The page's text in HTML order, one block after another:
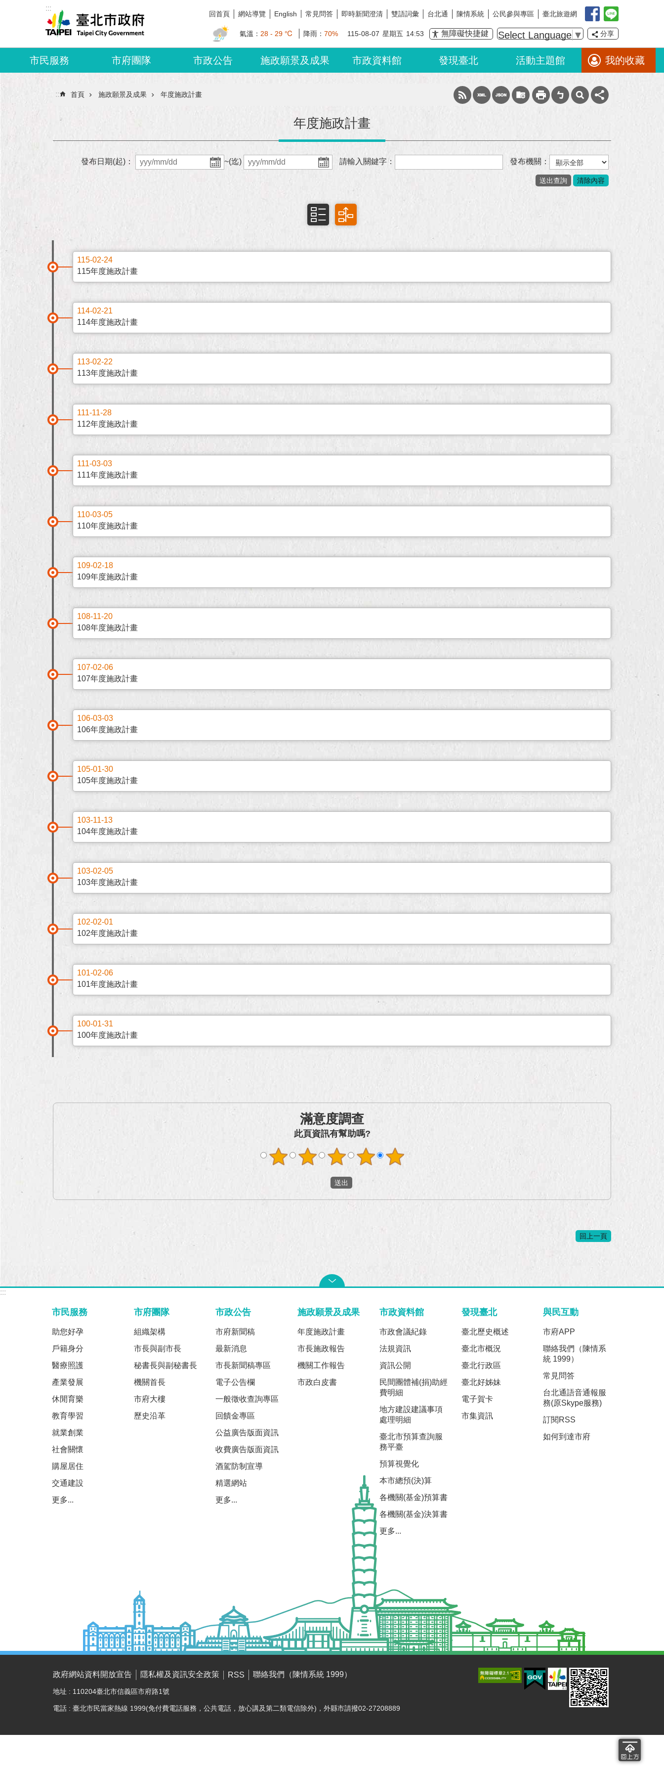
跳到主要內容區塊
:::
回首頁 網站導覽 English 常見問答 即時新聞澄清 雙語詞彙 台北通 陳情系統 公民參與專區 臺北旅遊網
氣溫： 28 - 29 ℃ 降雨： 70% 115-08-07 星期五 14:53 無障礙快捷鍵 Select Language ▼ 分享
市民服務 市府團隊 市政公告 施政願景及成果 市政資料館 發現臺北 活動主題館 我的收藏
::: 首頁 施政願景及成果 年度施政計畫
年度施政計畫
發布日期(起)： ~(迄) 請輸入關鍵字： 發布機關：
115-02-24
115年度施政計畫
114-02-21
114年度施政計畫
113-02-22
113年度施政計畫
111-11-28
112年度施政計畫
111-03-03
111年度施政計畫
110-03-05
110年度施政計畫
109-02-18
109年度施政計畫
108-11-20
108年度施政計畫
107-02-06
107年度施政計畫
106-03-03
106年度施政計畫
105-01-30
105年度施政計畫
103-11-13
104年度施政計畫
103-02-05
103年度施政計畫
102-02-01
102年度施政計畫
101-02-06
101年度施政計畫
100-01-31
100年度施政計畫
滿意度調查
此頁資訊有幫助嗎?
回上一頁
:::
市民服務
助您好孕
戶籍身分
醫療照護
產業發展
休閒育樂
教育學習
就業創業
社會關懷
購屋居住
交通建設
更多...
市府團隊
組織架構
市長與副市長
秘書長與副秘書長
機關首長
市府大樓
歷史沿革
市政公告
市府新聞稿
最新消息
市長新聞稿專區
電子公告欄
一般徵收查詢專區
回饋金專區
公益廣告版面資訊
收費廣告版面資訊
酒駕防制宣導
精選網站
更多...
施政願景及成果
年度施政計畫
市長施政報告
機關工作報告
市政白皮書
市政資料館
市政會議紀錄
法規資訊
資訊公開
民間團體補(捐)助經
費明細
地方建設建議事項
處理明細
臺北市預算查詢服
務平臺
預算視覺化
本市總預(決)算
各機關(基金)預算書
各機關(基金)決算書
更多...
發現臺北
臺北歷史概述
臺北市概況
臺北行政區
臺北好姊妹
電子賀卡
市集資訊
與民互動
市府APP
聯絡我們（陳情系
統 1999）
常見問答
台北通語音通報服
務(原Skype服務)
訂閱RSS
如何到達市府
政府網站資料開放宣告 隱私權及資訊安全政策 RSS 聯絡我們（陳情系統 1999）
地址 : 110204臺北市信義區市府路1號
電話 : 臺北市民當家熱線 1999(免付費電話服務，公共電話，放心講及第二類電信除外)，外縣市請撥02-27208889